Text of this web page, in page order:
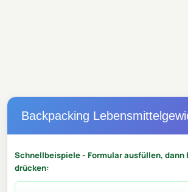
Backpacking
Schnellbeispiele - Formular ausfüllen, dann
drücken: